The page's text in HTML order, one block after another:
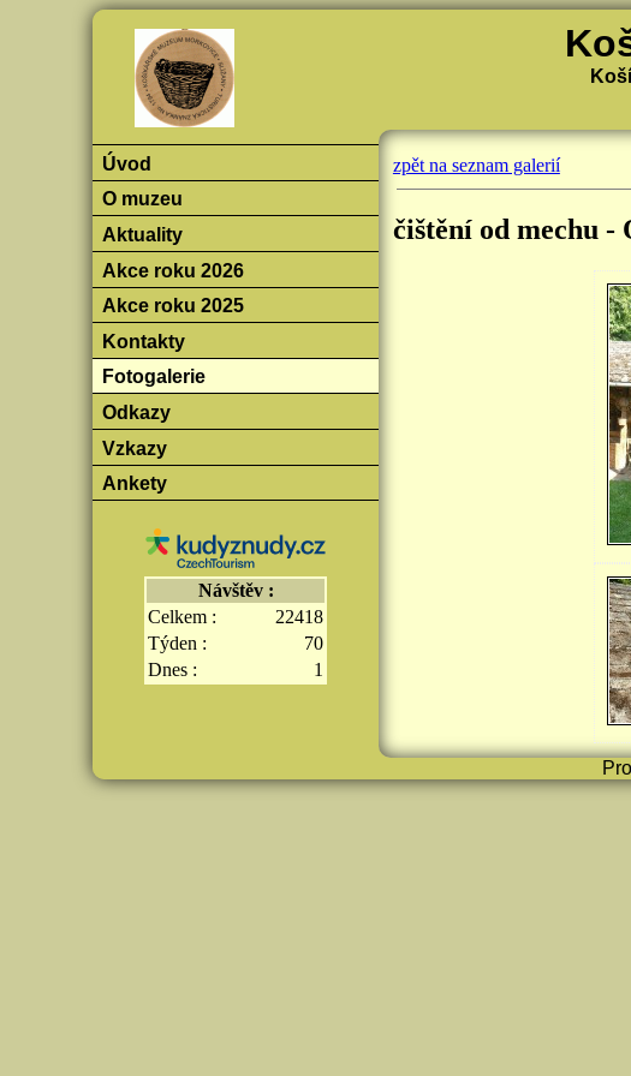
Úvod
O muzeu
Aktuality
Akce roku 2026
Akce roku 2025
Kontakty
Fotogalerie
Odkazy
Vzkazy
Ankety
Návštěv :
Celkem :
22418
Týden :
70
Dnes :
1
zpět na seznam galerií
čištění od mechu -